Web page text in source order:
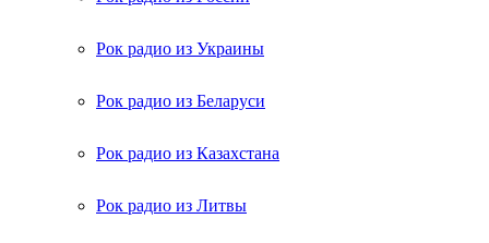
Рок радио из Украины
Рок радио из Беларуси
Рок радио из Казахстана
Рок радио из Литвы